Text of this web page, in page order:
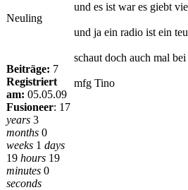
Neuling
Beiträge: 7
Registriert
am: 05.05.09
Fusioneer: 17
years 3
months 0
weeks 1 days
19 hours 19
minutes 0
seconds
und es ist war es giebt
und ja ein radio ist ein
schaut doch auch mal
mfg Tino